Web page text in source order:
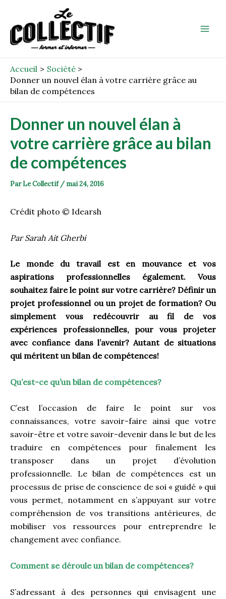
contenu
Accueil
Société
Donner un nouvel élan à votre carrière grâce au
bilan de compétences
Donner un nouvel élan à
votre carrière grâce au bilan
de compétences
ParLe Collectif / mai 24, 2016
Crédit photo © Idearsh
Par Sarah Ait Gherbi
Le monde du travail est en mouvance et vos
aspirations professionnelles également. Vous
souhaitez faire le point sur votre carrière? Définir un
projet professionnel ou un projet de formation? Ou
simplement vous redécouvrir au fil de vos
expériences professionnelles, pour vous projeter
avec confiance dans l’avenir? Autant de situations
qui méritent un bilan de compétences!
Qu’est-ce qu’un bilan de compétences?
C’est l’occasion de faire le point sur vos
connaissances, votre savoir-faire ainsi que votre
savoir-être et votre savoir-devenir dans le but de les
traduire en compétences pour finalement les
transposer dans un projet d’évolution
professionnelle. Le bilan de compétences est un
processus de prise de conscience de soi « guidé » qui
vous permet, notamment en s’appuyant sur votre
compréhension de vos transitions antérieures, de
mobiliser vos ressources pour entreprendre le
changement avec confiance.
Comment se déroule un bilan de compétences?
S’adressant à des personnes qui envisagent une
navigation